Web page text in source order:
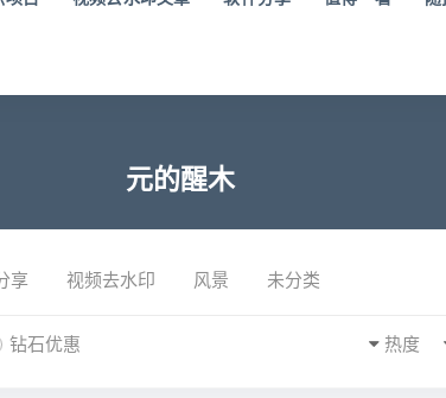
元的醒木
享 视频去水印 风景 未分类
钻石优惠 热度